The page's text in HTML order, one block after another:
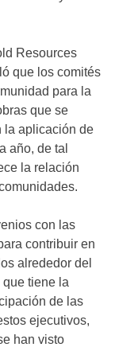
Resources
que los comités
para la
que se
la aplicación de
año, de tal
la relación
con las
contribuir en
alrededor del
tiene la
de las
ejecutivos,
han visto